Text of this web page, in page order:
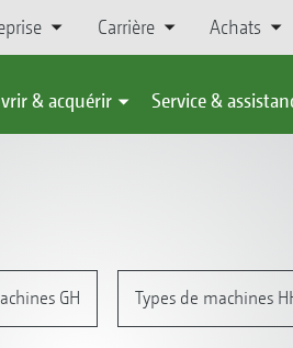
Carrière Achats
& acquérir Service &
GH Types de machines